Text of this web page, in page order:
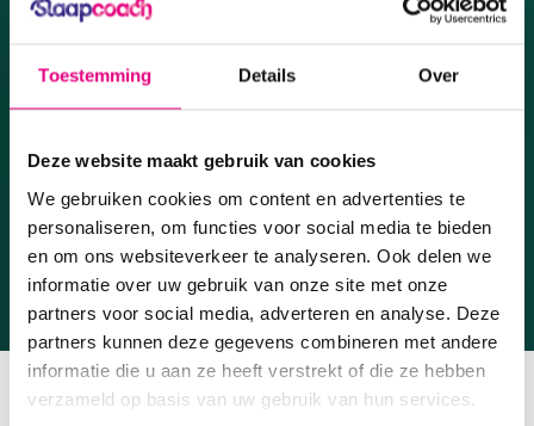
Toestemming Details Over
Deze website maakt gebruik van cookies
We gebruiken cookies om content en advertenties te
personaliseren, om functies voor social media te bieden
en om ons websiteverkeer te analyseren. Ook delen we
informatie over uw gebruik van onze site met onze
partners voor social media, adverteren en analyse. Deze
partners kunnen deze gegevens combineren met andere
informatie die u aan ze heeft verstrekt of die ze hebben
verzameld op basis van uw gebruik van hun services.
Populaire artikelen